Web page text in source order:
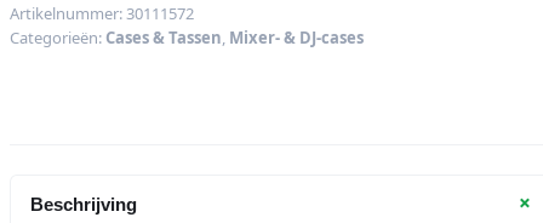
19-
N,
Artikelnummer:30111572
Categorieën: Cases & Tassen, Mixer- & DJ-cases
Beschrijving +